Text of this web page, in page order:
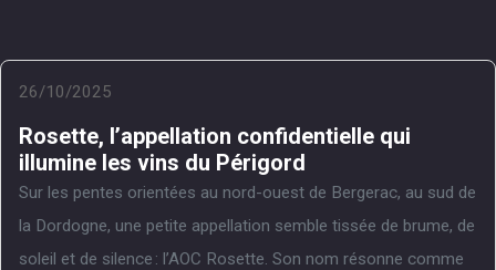
26/10/2025
Rosette, l’appellation confidentielle qui
illumine les vins du Périgord
Sur les pentes orientées au nord-ouest de Bergerac, au sud de
la Dordogne, une petite appellation semble tissée de brume, de
soleil et de silence : l’AOC Rosette. Son nom résonne comme